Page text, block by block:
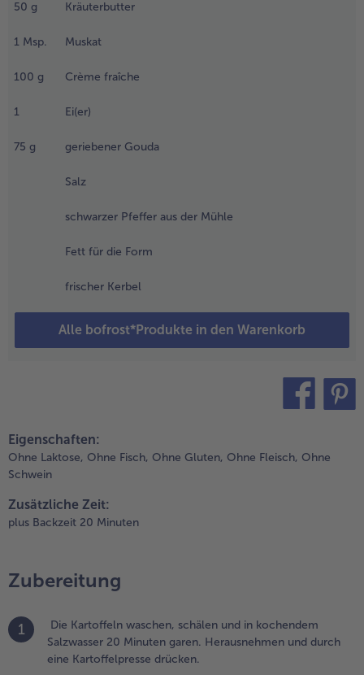
- 5 € beim Kauf von 7 Schlemmermenüs nach Wahl
50 g Kräuterbutter
1 Msp. Muskat
100 g Crème fraîche
1 Ei(er)
75 g geriebener Gouda
Salz
schwarzer Pfeffer aus der Mühle
Fett für die Form
frischer Kerbel
Alle bofrost*Produkte in den Warenkorb
kochendem
garen;
abgießen
und
Topf
und in
Pfeffer
die
Eigenschaften:
Ohne Laktose, Ohne Fisch, Ohne Gluten, Ohne Fleisch, Ohne
Schwein
Zusätzliche Zeit:
plus Backzeit 20 Minuten
Zubereitung
1
Die Kartoffeln waschen, schälen und in kochendem
Salzwasser 20 Minuten garen. Herausnehmen und durch
eine Kartoffelpresse drücken.